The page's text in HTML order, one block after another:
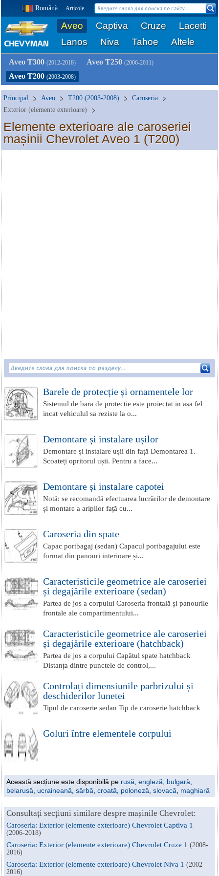
Română Articole
Aveo Captiva Cruze
Lacetti
Lanos
Niva Tahoe Altele
Aveo T300 (2012-2018) Aveo T250 (2006-2011)
Aveo T200 (2003-2008)
Principal Aveo T200 (2003-2008)
Caroseria
Exterior (elemente exterioare)
Elemente exterioare ale caroseriei
mașinii Chevrolet Aveo 1 (T200)
Barele de protecție și ornamentele lor
Sistemul de bara de protectie este proiectat in asa fel
incat vehiculul sa reziste la o...
Demontare și instalare ușilor
Demontare și instalare ușii din față Demontarea 1.
Scoateți opritorul ușii. Pentru a face...
Demontare și instalare capotei
Notă: se recomandă efectuarea lucrărilor de demontare
și montare a aripilor față cu...
Caroseria din spate
Capac portbagaj (sedan) Capacul portbagajului este
format din panouri interioare și...
Caracteristicile geometrice ale caroseriei
și degajările exterioare (sedan)
Partea de jos a corpului Caroseria frontală și panourile
frontale ale compartimentului...
Caracteristicile geometrice ale caroseriei
și degajările exterioare (hatchback)
Partea de jos a corpului Capătul spate hatchback
Distanța dintre punctele de control,...
Controlați dimensiunile parbrizului și
deschiderilor lunetei
Tipul de caroserie sedan Tip de caroserie hatchback
Goluri între elementele corpului
Această secțiune este disponibilă pe rusă engleză bulgară
belarusă
ucraineană sârbă croată poloneză slovacă maghiară
Consultați secțiuni similare despre mașinile Chevrolet:
Caroseria: Exterior (elemente exterioare) Chevrolet Captiva 1
(2006-2018)
Caroseria: Exterior (elemente exterioare) Chevrolet Cruze 1 (2008-
2016)
Caroseria: Exterior (elemente exterioare) Chevrolet Niva 1 (2002-
2016)